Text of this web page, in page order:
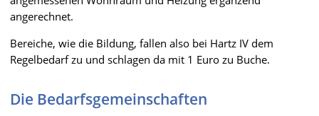
angerechnet.
Bereiche, wie die Bildung, fallen also bei Hartz IV dem
Regelbedarf zu und schlagen da mit 1 Euro zu Buche.
Die Bedarfsgemeinschaften